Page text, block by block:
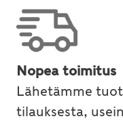
Nopea toimitus
Lähetämme
tilauksesta,